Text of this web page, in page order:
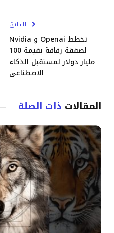
السابق
تخطط Openai و Nvidia
لصفقة رقاقة بقيمة 100
مليار دولار لمستقبل الذكاء
الاصطناعي
المقالات ذات الصلة